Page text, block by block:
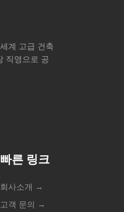
계 고급 건축
직영으로 공
빠른 링크
회사소개 →
고객 문의 →